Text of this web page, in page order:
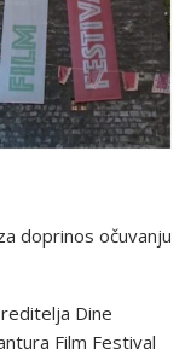
doprinos očuvanju
Dine
Film Festival